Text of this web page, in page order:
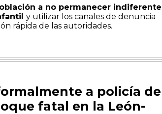
a no permanecer indiferente
y utilizar los canales de denuncia
rápida de las autoridades.
a policía de
fatal en la León-